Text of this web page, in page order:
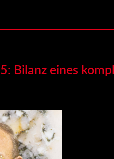
Bilanz eines